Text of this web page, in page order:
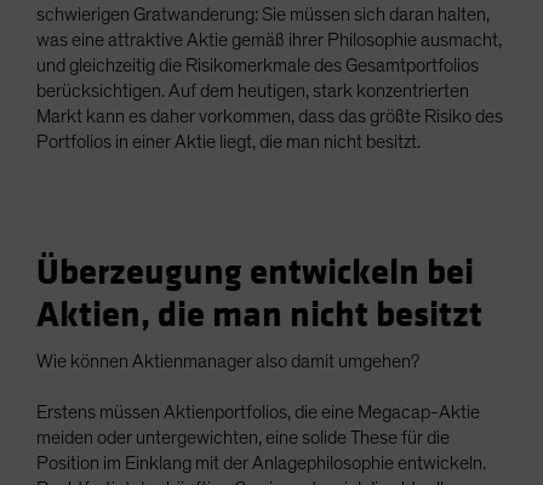
schwierigen Gratwanderung: Sie müssen sich daran halten,
was eine attraktive Aktie gemäß ihrer Philosophie ausmacht,
und gleichzeitig die Risikomerkmale des Gesamtportfolios
berücksichtigen. Auf dem heutigen, stark konzentrierten
Markt kann es daher vorkommen, dass das größte Risiko des
Portfolios in einer Aktie liegt, die man nicht besitzt.
Überzeugung entwickeln bei
Aktien, die man nicht besitzt
Wie können Aktienmanager also damit umgehen?
Erstens müssen Aktienportfolios, die eine Megacap-Aktie
meiden oder untergewichten, eine solide These für die
Position im Einklang mit der Anlagephilosophie entwickeln.